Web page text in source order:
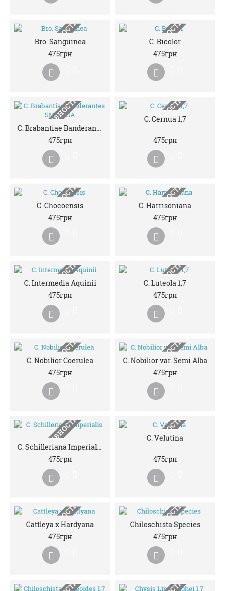
НЕМАЄ В НАЯВНОСТІ
Bro. Sanguinea
475грн
НЕМАЄ В НАЯВНОСТІ
C. Bicolor
475грн
НЕМАЄ В НАЯВНОСТІ
C. Brabantiae Banderantes SM/JOGA
475грн
НЕМАЄ В НАЯВНОСТІ
C. Cernua 1,7
475грн
НЕМАЄ В НАЯВНОСТІ
C. Chocoensis
475грн
НЕМАЄ В НАЯВНОСТІ
C. Harrisoniana
475грн
НЕМАЄ В НАЯВНОСТІ
C. Intermedia Aquinii
475грн
НЕМАЄ В НАЯВНОСТІ
C. Luteola 1,7
475грн
НЕМАЄ В НАЯВНОСТІ
C. Nobilior Coerulea
475грн
НЕМАЄ В НАЯВНОСТІ
C. Nobilior var. Semi Alba
475грн
НЕМАЄ В НАЯВНОСТІ
C. Schilleriana Imperialis 1,7
475грн
НЕМАЄ В НАЯВНОСТІ
C. Velutina
475грн
НЕМАЄ В НАЯВНОСТІ
Cattleya x Hardyana
475грн
НЕМАЄ В НАЯВНОСТІ
Chiloschista Species
475грн